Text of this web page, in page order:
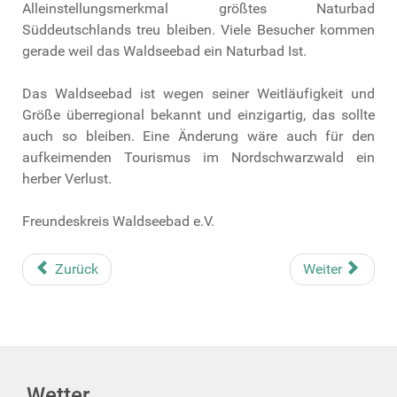
Alleinstellungsmerkmal größtes Naturbad
Süddeutschlands treu bleiben. Viele Besucher kommen
gerade weil das Waldseebad ein Naturbad Ist.
Das Waldseebad ist wegen seiner Weitläufigkeit und
Größe überregional bekannt und einzigartig, das sollte
auch so bleiben. Eine Änderung wäre auch für den
aufkeimenden Tourismus im Nordschwarzwald ein
herber Verlust.
Freundeskreis Waldseebad e.V.
Zurück Weiter